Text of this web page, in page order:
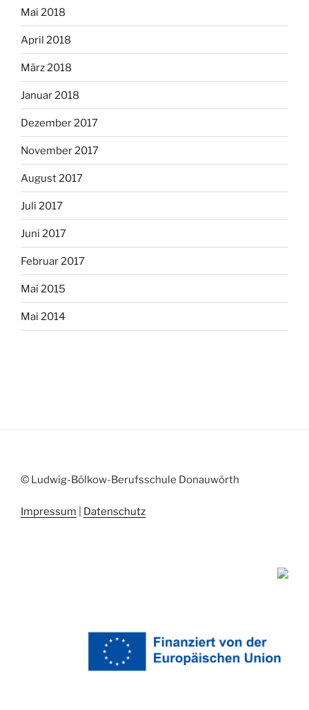
Mai 2018
April 2018
März 2018
Januar 2018
Dezember 2017
November 2017
August 2017
Juli 2017
Juni 2017
Februar 2017
Mai 2015
Mai 2014
© Ludwig-Bölkow-Berufsschule Donauwörth
Impressum Datenschutz